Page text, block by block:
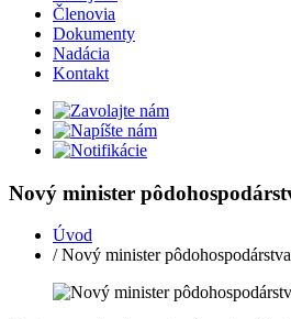
Členovia
Dokumenty
Nadácia
Kontakt
Nový minister
Úvod
/ Nový minister